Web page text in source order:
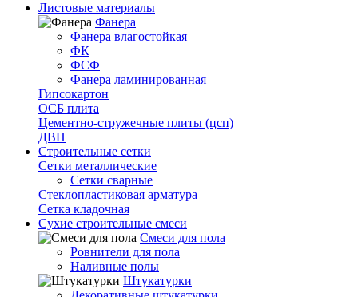
Листовые материалы
Фанера
Фанера влагостойкая
ФК
ФСФ
Фанера ламинированная
Гипсокартон
ОСБ плита
Цементно-стружечные плиты (цсп)
ДВП
Строительные сетки
Сетки металлические
Сетки сварные
Стеклопластиковая арматура
Сетка кладочная
Сухие строительные смеси
Смеси для пола
Ровнители для пола
Наливные полы
Штукатурки